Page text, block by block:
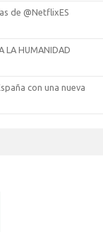
de @NetflixES
LA HUMANIDAD
con una nueva